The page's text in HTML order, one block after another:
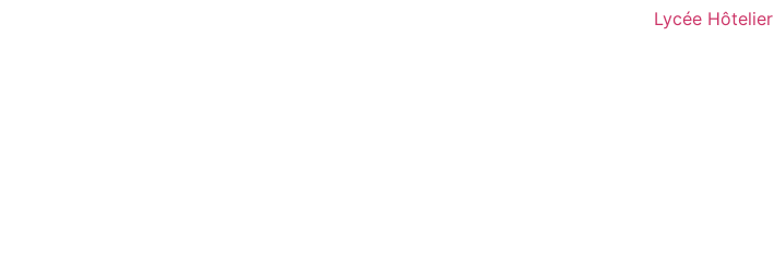
Lycée Hôtelier